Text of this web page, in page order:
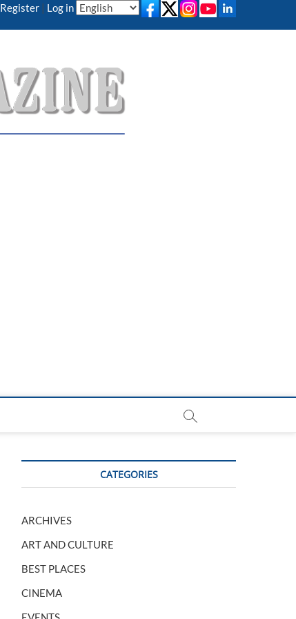
Register | Log in
CATEGORIES
ARCHIVES
ART AND CULTURE
BEST PLACES
CINEMA